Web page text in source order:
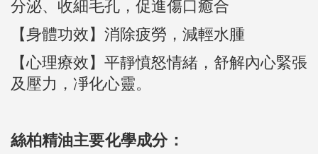
分泌、收細毛孔，促進傷口癒合
【身體功效】消除疲勞，減輕水腫
【心理療效】平靜憤怒情緒，舒解內心緊張
及壓力，凈化心靈。
絲柏精油主要化學成分：